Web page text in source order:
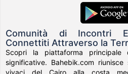
Comunità di Incontri
Connettiti Attraverso la
Scopri la piattaforma principale
significative. Bahebik.com
vivaci del Cairo alla costa